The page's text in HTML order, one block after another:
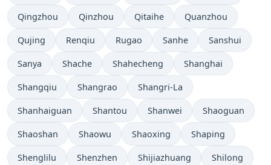
Qingzhou Qinzhou Qitaihe Quanzhou
Qujing Renqiu Rugao Sanhe Sanshui
Sanya Shache Shahecheng Shanghai
Shangqiu Shangrao Shangri-La
Shanhaiguan Shantou Shanwei Shaoguan
Shaoshan Shaowu Shaoxing Shaping
Shenglilu Shenzhen Shijiazhuang Shilong